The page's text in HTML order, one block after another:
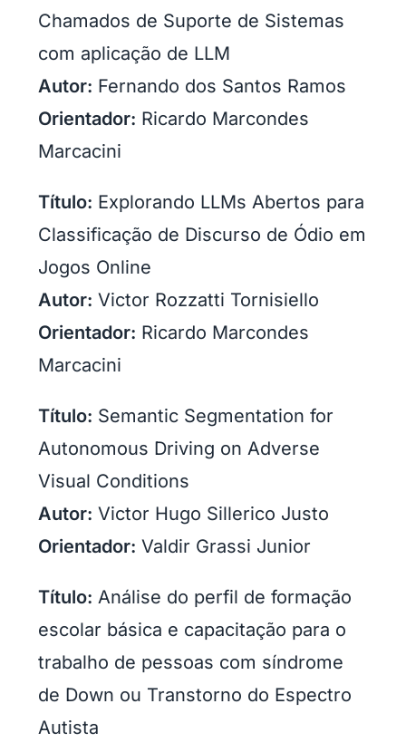
Chamados de Suporte de Sistemas
com aplicação de LLM
Autor: Fernando dos Santos Ramos
Orientador: Ricardo Marcondes
Marcacini
Título: Explorando LLMs Abertos para
Classificação de Discurso de Ódio em
Jogos Online
Autor: Victor Rozzatti Tornisiello
Orientador: Ricardo Marcondes
Marcacini
Título: Semantic Segmentation for
Autonomous Driving on Adverse
Visual Conditions
Autor: Victor Hugo Sillerico Justo
Orientador: Valdir Grassi Junior
Título: Análise do perfil de formação
escolar básica e capacitação para o
trabalho de pessoas com síndrome
de Down ou Transtorno do Espectro
Autista